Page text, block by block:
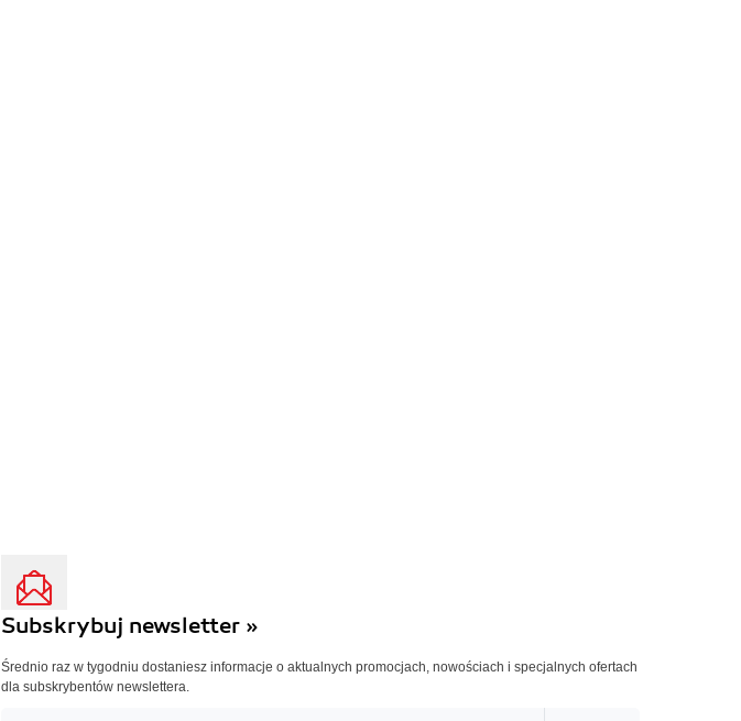
Subskrybuj newsletter »
Średnio raz w tygodniu dostaniesz informacje o aktualnych promocjach, nowościach i specjalnych ofertach
dla subskrybentów newslettera.